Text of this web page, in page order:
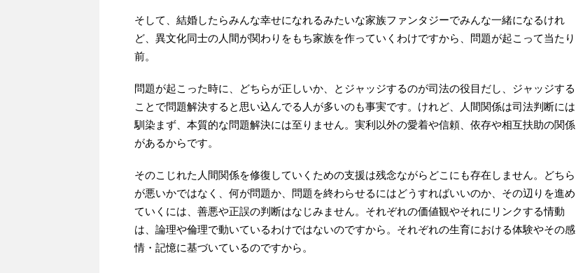
そして、結婚したらみんな幸せになれるみたいな家族ファンタジーでみんな一緒になるけれ
ど、異文化同士の人間が関わりをもち家族を作っていくわけですから、問題が起こって当たり
前。
問題が起こった時に、どちらが正しいか、とジャッジするのが司法の役目だし、ジャッジする
ことで問題解決すると思い込んでる人が多いのも事実です。けれど、人間関係は司法判断には
馴染まず、本質的な問題解決には至りません。実利以外の愛着や信頼、依存や相互扶助の関係
があるからです。
そのこじれた人間関係を修復していくための支援は残念ながらどこにも存在しません。どちら
が悪いかではなく、何が問題か、問題を終わらせるにはどうすればいいのか、その辺りを進め
ていくには、善悪や正誤の判断はなじみません。それぞれの価値観やそれにリンクする情動
は、論理や倫理で動いているわけではないのですから。それぞれの生育における体験やその感
情・記憶に基づいているのですから。